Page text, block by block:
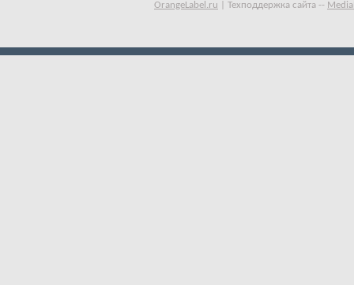
OrangeLabel.ru
Техподдержка сайта --